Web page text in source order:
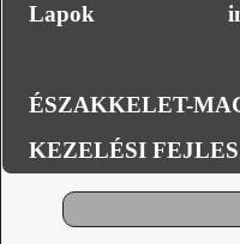
Lapok
ÉSZAKKELET-
KEZELÉSI